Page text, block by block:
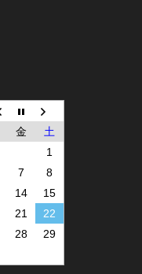
金
土
1
7
8
14
15
21
22
28
29